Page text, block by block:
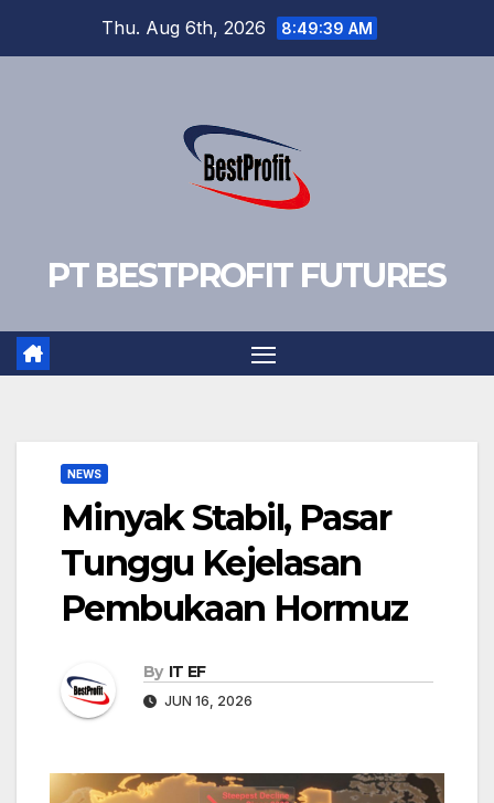
Thu. Aug 6th, 2026 8:49:40 AM
PT BESTPROFIT FUTURES
NEWS
Minyak Stabil, Pasar
Tunggu Kejelasan
Pembukaan Hormuz
By IT EF
JUN 16, 2026